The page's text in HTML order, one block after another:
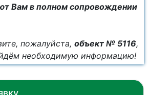
Вам в полном сопровождении
пожалуйста, объект № 5116,
необходимую информацию!